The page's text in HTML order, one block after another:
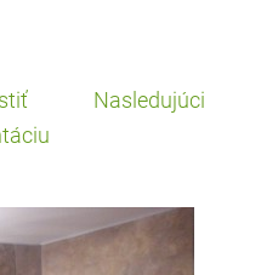
Nasledujúci